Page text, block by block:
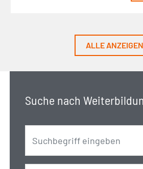
ALLE ANZEIGEN
Suche nach